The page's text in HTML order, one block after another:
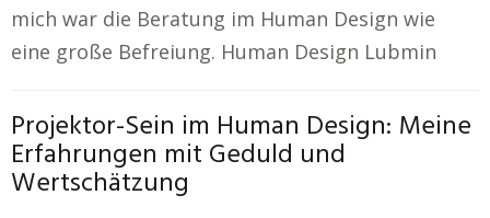
mich war die Beratung im Human Design wie
eine große Befreiung. Human Design Lubmin
Projektor-Sein im Human Design: Meine
Erfahrungen mit Geduld und
Wertschätzung